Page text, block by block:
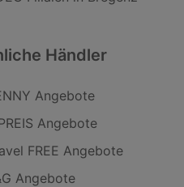
Händler
Angebote
Angebote
FREE Angebote
Angebote